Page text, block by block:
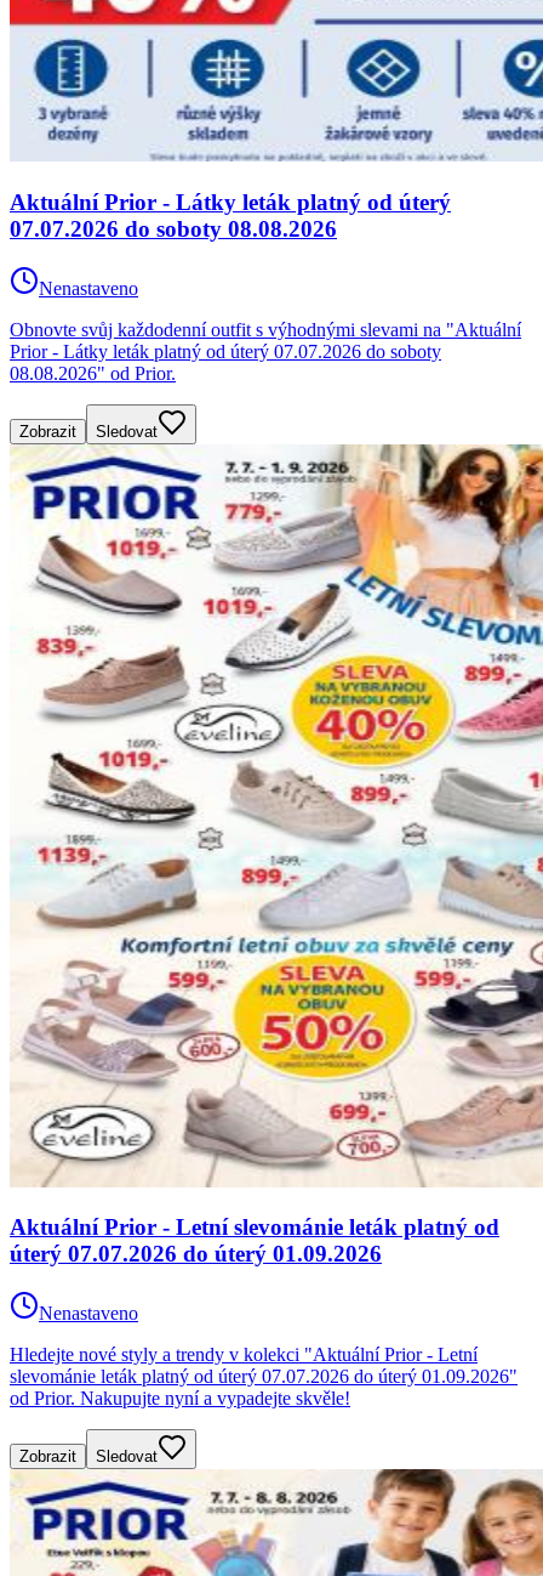
Aktuální Prior - Látky leták platný od úterý
07.07.2026 do soboty 08.08.2026
Nenastaveno
Obnovte svůj každodenní outfit s výhodnými slevami na "Aktuální
Prior - Látky leták platný od úterý 07.07.2026 do soboty
08.08.2026" od Prior.
Zobrazit Sledovat
Aktuální Prior - Letní slevománie leták platný od
úterý 07.07.2026 do úterý 01.09.2026
Nenastaveno
Hledejte nové styly a trendy v kolekci "Aktuální Prior - Letní
slevománie leták platný od úterý 07.07.2026 do úterý 01.09.2026"
od Prior. Nakupujte nyní a vypadejte skvěle!
Zobrazit Sledovat